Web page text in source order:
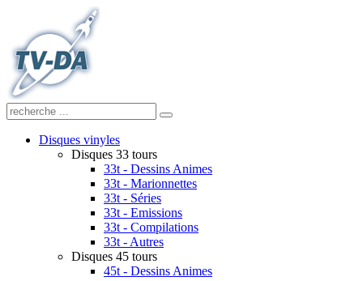
Disques vinyles
Disques 33 tours
33t - Dessins Animes
33t - Marionnettes
33t - Séries
33t - Emissions
33t - Compilations
33t - Autres
Disques 45 tours
45t - Dessins Animes